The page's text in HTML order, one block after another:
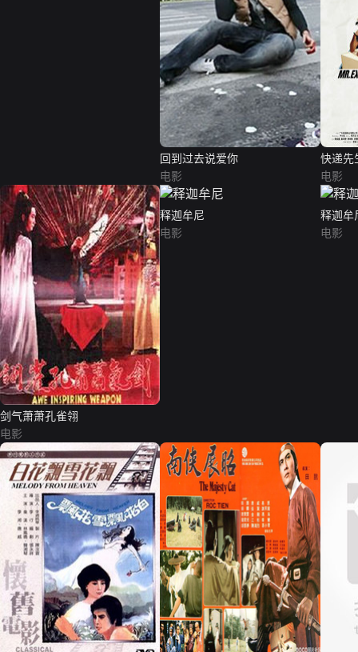
回到过去说爱你
电影
快递先
电影
剑气萧萧孔雀翎
电影
释迦牟尼
电影
释迦牟
电影